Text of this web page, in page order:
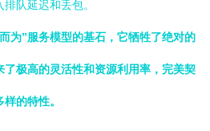
队延迟和丢包。
为”服务模型的基石，它牺牲了绝对的
极高的灵活性和资源利用率，完美契
的特性。